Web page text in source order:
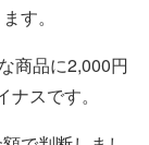
す。
商品に2,000円
スです。